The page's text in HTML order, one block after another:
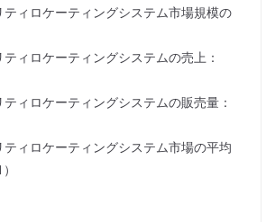
ィロケーティングシステム市場規模の
ィロケーティングシステムの売上：
ィロケーティングシステムの販売量：
ィロケーティングシステム市場の平均